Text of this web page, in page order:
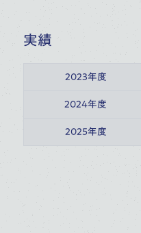
実績
2023年度
2024年度
2025年度